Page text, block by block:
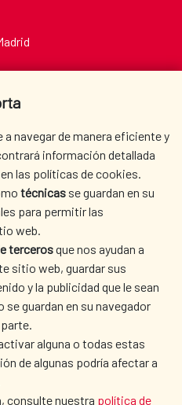
navegar de manera eficiente y
información detallada
las políticas de cookies.
técnicas se guardan en su
para permitir las
web.
tercerosque nos ayudan a
sitio web, guardar sus
y la publicidad que le sean
guardan en su navegador
alguna o todas estas
de algunas podría afectar a
consulte nuestra política de
WHERE DO WE COOPERATE?
PRESS ROOM
LIBRARY